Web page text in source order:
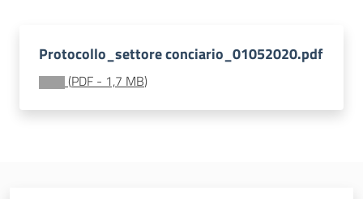
Regione
Romagna
Protocollo_settore conciario_01052020.pdf
(PDF - 1,7 MB)